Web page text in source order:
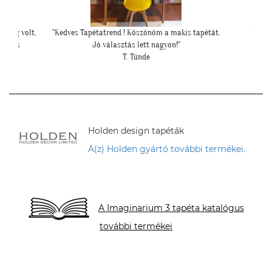
tapétát.
"Példa értékű kedvesség és segítőkészség,
hiperszuper 24 órán belüli szállítással!"
U. Leila
Holden design tapéták
A(z) Holden gyártó további termékei.
A Imaginarium 3 tapéta katalógus
további termékei